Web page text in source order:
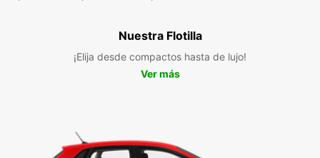
Nuestra Flotilla
¡Elija desde compactos hasta de lujo!
Ver más